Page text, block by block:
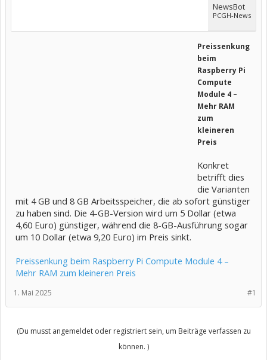
NewsBot
PCGH-News
Preissenkung
beim
Raspberry Pi
Compute
Module 4 –
Mehr RAM
zum
kleineren
Preis
Konkret
betrifft dies
die Varianten
mit 4 GB und 8 GB Arbeitsspeicher, die ab sofort günstiger
zu haben sind. Die 4-GB-Version wird um 5 Dollar (etwa
4,60 Euro) günstiger, während die 8-GB-Ausführung sogar
um 10 Dollar (etwa 9,20 Euro) im Preis sinkt.
Preissenkung beim Raspberry Pi Compute Module 4 –
Mehr RAM zum kleineren Preis
#1
1. Mai 2025
(Du musst angemeldet oder registriert sein, um Beiträge verfassen zu
können. )